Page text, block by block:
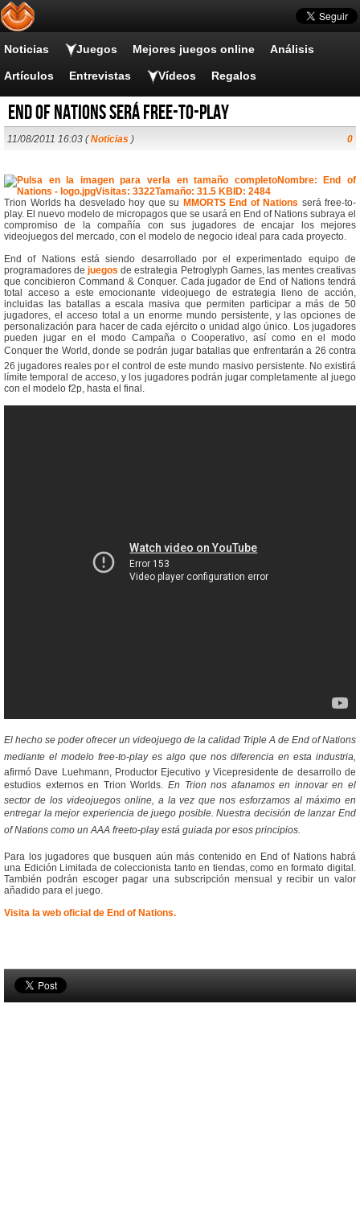
Noticias Juegos Mejores juegos online Análisis
Artículos Entrevistas Vídeos Regalos
End of Nations será free-to-play
11/08/2011 16:03 (Noticias ) 0
Trion Worlds ha desvelado hoy que su MMORTS End of Nations será free-to-
play. El nuevo modelo de micropagos que se usará en End of Nations subraya el
compromiso de la compañía con sus jugadores de encajar los mejores
videojuegos del mercado, con el modelo de negocio ideal para cada proyecto.
End of Nations está siendo desarrollado por el experimentado equipo de
programadores dejuegos de estrategia Petroglyph Games, las mentes creativas
que concibieron Command & Conquer. Cada jugador de End of Nations tendrá
total acceso a este emocionante videojuego de estrategia lleno de acción,
incluidas las batallas a escala masiva que permiten participar a más de 50
jugadores, el acceso total a un enorme mundo persistente, y las opciones de
personalización para hacer de cada ejército o unidad algo único. Los jugadores
pueden jugar en el modo Campaña o Cooperativo, así como en el modo
Conquer the World, donde se podrán jugar batallas que enfrentarán a 26 contra
26 jugadores reales por el control de este mundo masivo persistente. No existirá
límite temporal de acceso, y los jugadores podrán jugar completamente al juego
con el modelo f2p, hasta el final.
El hecho se poder ofrecer un videojuego de la calidad Triple A de End of Nations
mediante el modelo free-to-play es algo que nos diferencia en esta industria,
afirmó Dave Luehmann, Productor Ejecutivo y Vicepresidente de desarrollo de
estudios externos en Trion Worlds. En Trion nos afanamos en innovar en el
sector de los videojuegos online, a la vez que nos esforzamos al máximo en
entregar la mejor experiencia de juego posible. Nuestra decisión de lanzar End
of Nations como un AAA freeto-play está guiada por esos principios.
Para los jugadores que busquen aún más contenido en End of Nations habrá
una Edición Limitada de coleccionista tanto en tiendas, como en formato digital.
También podrán escoger pagar una subscripción mensual y recibir un valor
añadido para el juego.
Visita la web oficial de End of Nations.